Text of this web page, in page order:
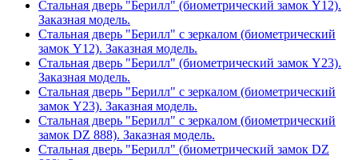
Стальная дверь "Берилл" (биометрический замок Y12).
Заказная модель.
Стальная дверь "Берилл" с зеркалом (биометрический
замок Y12). Заказная модель.
Стальная дверь "Берилл" (биометрический замок Y23).
Заказная модель.
Стальная дверь "Берилл" с зеркалом (биометрический
замок Y23). Заказная модель.
Стальная дверь "Берилл" с зеркалом (биометрический
замок DZ 888). Заказная модель.
Стальная дверь "Берилл" (биометрический замок DZ